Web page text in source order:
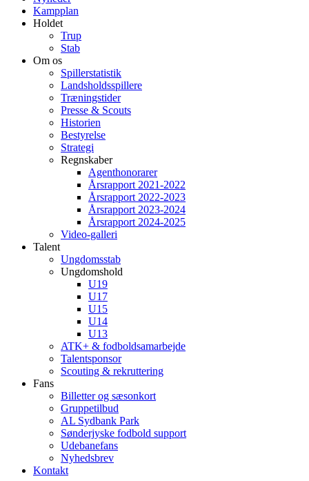
Kampplan
Holdet
Trup
Stab
Om os
Spillerstatistik
Landsholdsspillere
Træningstider
Presse & Scouts
Historien
Bestyrelse
Strategi
Regnskaber
Agenthonorarer
Årsrapport 2021-2022
Årsrapport 2022-2023
Årsrapport 2023-2024
Årsrapport 2024-2025
Video-galleri
Talent
Ungdomsstab
Ungdomshold
U19
U17
U15
U14
U13
ATK+ & fodboldsamarbejde
Talentsponsor
Scouting & rekruttering
Fans
Billetter og sæsonkort
Gruppetilbud
AL Sydbank Park
Sønderjyske fodbold support
Udebanefans
Nyhedsbrev
Kontakt